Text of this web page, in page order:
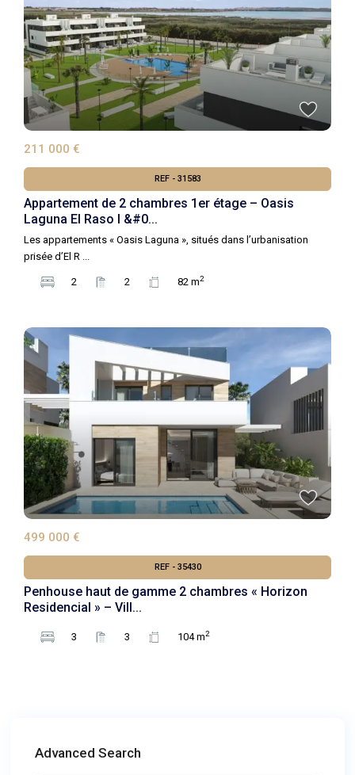
211 000 €
REF - 31583
Appartement de 2 chambres 1er étage – Oasis
Laguna El Raso I &#0...
Les appartements « Oasis Laguna », situés dans l’urbanisation
prisée d’El R
2 2 82 m2
499 000 €
REF - 35430
Penhouse haut de gamme 2 chambres « Horizon
Residencial » – Vill...
3 3 104 m2
Advanced Search